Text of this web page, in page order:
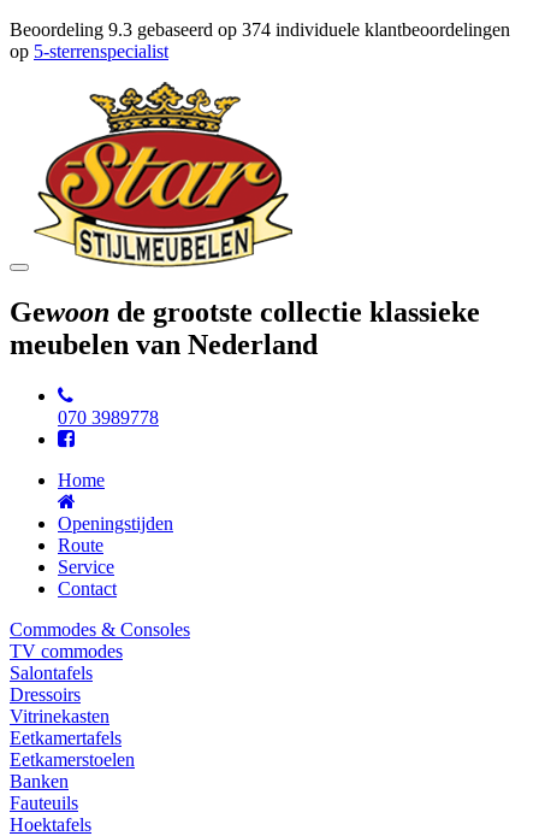
Beoordeling 9.3 gebaseerd op 374 individuele klantbeoordelingen
op 5-sterrenspecialist
Toggle
Gewoon de grootste collectie klassieke
meubelen van Nederland
070 3989778
Home
Openingstijden
Route
Service
Contact
Commodes & Consoles
TV commodes
Salontafels
Dressoirs
Vitrinekasten
Eetkamertafels
Eetkamerstoelen
Banken
Fauteuils
Hoektafels